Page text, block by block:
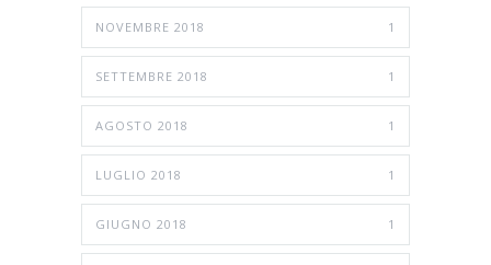
NOVEMBRE 2018 1
SETTEMBRE 2018 1
AGOSTO 2018 1
LUGLIO 2018 1
GIUGNO 2018 1